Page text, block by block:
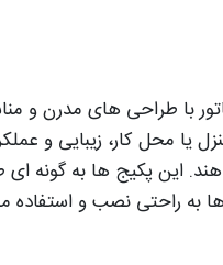
با طراحی های مدرن و
یا محل کار، زیبایی و
این پکیج ها به گونه
به راحتی نصب و استفاده